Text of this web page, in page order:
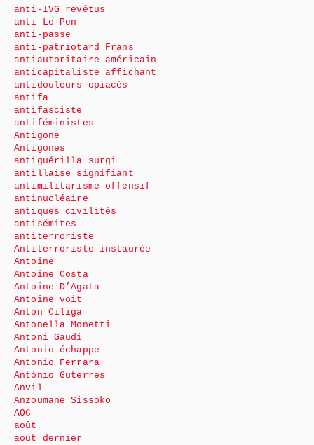
anti-IVG revêtus
anti-Le Pen
anti-passe
anti-patriotard Frans
antiautoritaire américain
anticapitaliste affichant
antidouleurs opiacés
antifa
antifasciste
antiféministes
Antigone
Antigones
antiguérilla surgi
antillaise signifiant
antimilitarisme offensif
antinucléaire
antiques civilités
antisémites
antiterroriste
Antiterroriste instaurée
Antoine
Antoine Costa
Antoine D’Agata
Antoine voit
Anton Ciliga
Antonella Monetti
Antoni Gaudi
Antonio échappe
Antonio Ferrara
António Guterres
Anvil
Anzoumane Sissoko
AOC
août
août dernier